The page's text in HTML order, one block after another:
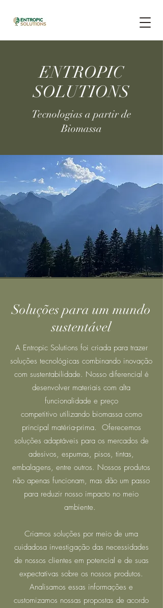
ENTROPIC
SOLUTIONS
Tecnologias a partir de
Biomassa
Soluções para um mundo
sustentável
A Entropic Solutions foi criada para trazer
soluções tecnológicas combinando inovação
com sustentabilidade. Nosso diferencial é
desenvolver materiais com alta
funcionalidade e preço
competitivo utilizando biomassa como
principal matéria-prima. Oferecemos
soluções adaptáveis para os mercados de
adesivos, espumas, pisos, tintas,
embalagens, entre outros. Nossos produtos
não apenas funcionam, mas dão um passo
para reduzir nosso impacto no meio
ambiente.
Criamos soluções por meio de uma
cuidadosa investigação das necessidades
de nossos clientes em potencial e de suas
expectativas sobre os nossos produtos.
Analisamos essas informações e
customizamos nossas propostas de acordo